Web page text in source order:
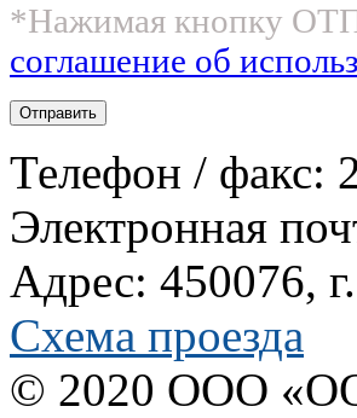
*Нажимая кнопку
соглашение об
Телефон / факс:
Электронная
Адрес: 450076,
Схема проезда
© 2020 OOO